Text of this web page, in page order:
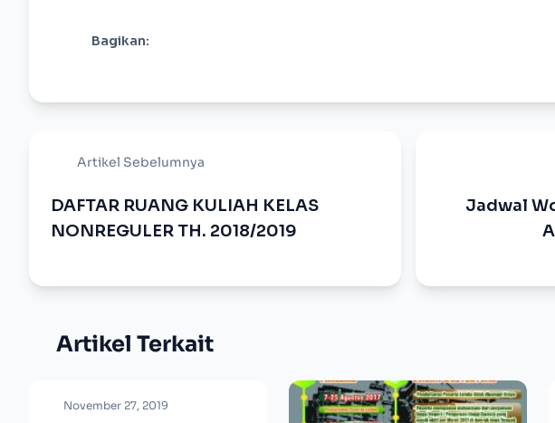
Bagikan:
Artikel Sebelumnya
DAFTAR RUANG KULIAH KELAS
NONREGULER TH. 2018/2019
Jadwal
Artikel Terkait
November 27, 2019